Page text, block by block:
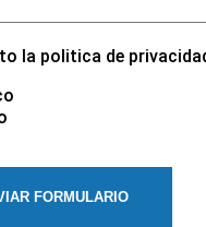
la politica de